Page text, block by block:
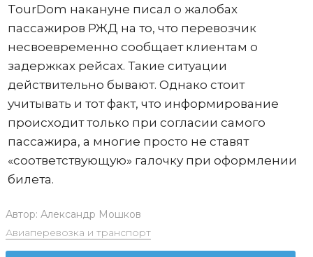
TourDom накануне писал о жалобах
пассажиров РЖД на то, что перевозчик
несвоевременно сообщает клиентам о
задержках рейсах. Такие ситуации
действительно бывают. Однако стоит
учитывать и тот факт, что информирование
происходит только при согласии самого
пассажира, а многие просто не ставят
«соответствующую» галочку при оформлении
билета.
Автор: Александр Мошков
Авиаперевозка и транспорт